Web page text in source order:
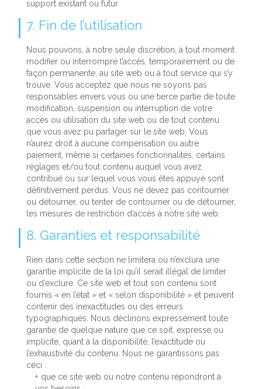
support existant ou futur.
7. Fin de l’utilisation
Nous pouvons, à notre seule discrétion, à tout moment
modifier ou interrompre l’accès, temporairement ou de
façon permanente, au site web ou à tout service qui s’y
trouve. Vous acceptez que nous ne soyons pas
responsables envers vous ou une tierce partie de toute
modification, suspension ou interruption de votre
accès ou utilisation du site web ou de tout contenu
que vous avez pu partager sur le site web. Vous
n’aurez droit à aucune compensation ou autre
paiement, même si certaines fonctionnalités, certains
réglages et/ou tout contenu auquel vous avez
contribué ou sur lequel vous vous êtes appuyé sont
définitivement perdus. Vous ne devez pas contourner
ou détourner, ou tenter de contourner ou de détourner,
les mesures de restriction d’accès à notre site web.
8. Garanties et responsabilité
Rien dans cette section ne limitera ou n’exclura une
garantie implicite de la loi qu’il serait illégal de limiter
ou d’exclure. Ce site web et tout son contenu sont
fournis « en l’état » et « selon disponibilité » et peuvent
contenir des inexactitudes ou des erreurs
typographiques. Nous déclinons expressément toute
garantie de quelque nature que ce soit, expresse ou
implicite, quant à la disponibilité, l’exactitude ou
l’exhaustivité du contenu. Nous ne garantissons pas
ceci :
que ce site web ou notre contenu répondront à